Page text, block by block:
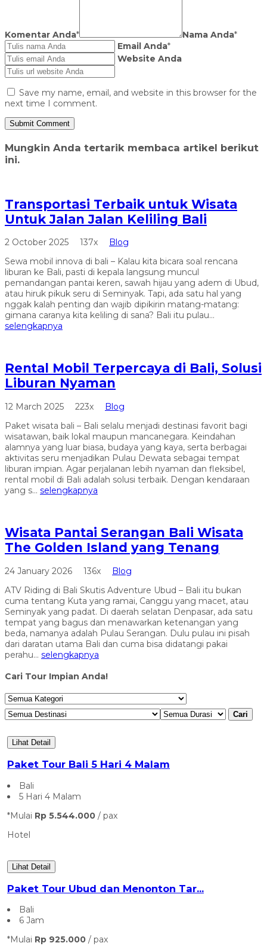
Komentar Anda* Nama Anda*
Email Anda*
Website Anda
Save my name, email, and website in this browser for the
next time I comment.
Mungkin Anda tertarik membaca artikel berikut
ini.
Transportasi Terbaik untuk Wisata
Untuk Jalan Jalan Keliling Bali
2 October 2025 137x
Blog
Sewa mobil innova di bali – Kalau kita bicara soal rencana
liburan ke Bali, pasti di kepala langsung muncul
pemandangan pantai keren, sawah hijau yang adem di Ubud,
atau hiruk pikuk seru di Seminyak. Tapi, ada satu hal yang
nggak kalah penting dan wajib dipikirin matang-matang:
gimana caranya kita keliling di sana? Bali itu pulau...
selengkapnya
Rental Mobil Terpercaya di Bali, Solusi
Liburan Nyaman
12 March 2025 223x
Blog
Paket wisata bali – Bali selalu menjadi destinasi favorit bagi
wisatawan, baik lokal maupun mancanegara. Keindahan
alamnya yang luar biasa, budaya yang kaya, serta berbagai
aktivitas seru menjadikan Pulau Dewata sebagai tempat
liburan impian. Agar perjalanan lebih nyaman dan fleksibel,
rental mobil di Bali adalah solusi terbaik. Dengan kendaraan
yang s... selengkapnya
Wisata Pantai Serangan Bali Wisata
The Golden Island yang Tenang
24 January 2026 136x
Blog
ATV Riding di Bali Skutis Adventure Ubud – Bali itu bukan
cuma tentang Kuta yang ramai, Canggu yang macet, atau
Seminyak yang padat. Di daerah selatan Denpasar, ada satu
tempat yang bagus dan menawarkan ketenangan yang
beda, namanya adalah Pulau Serangan. Dulu pulau ini pisah
dari daratan utama Bali dan cuma bisa didatangi pakai
perahu... selengkapnya
Cari Tour Impian Anda!
Cari
Lihat Detail
Paket Tour Bali 5 Hari 4 Malam
Bali
5 Hari 4 Malam
*Mulai Rp 5.544.000 / pax
Hotel
Lihat Detail
Paket Tour Ubud dan Menonton Tar...
Bali
6 Jam
*Mulai Rp 925.000 / pax